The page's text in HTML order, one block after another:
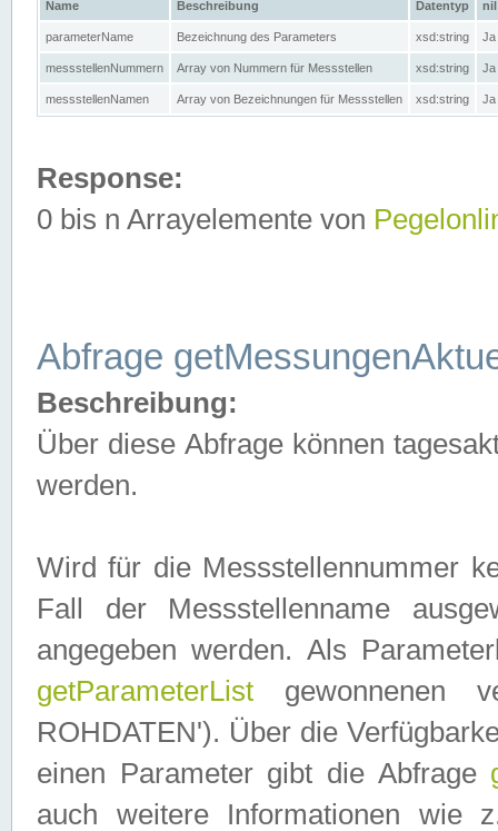
Name Beschreibung Datentyp nil
parameterName Bezeichnung des Parameters xsd:string Ja
messstellenNummern Array von Nummern für Messstellen xsd:string Ja
messstellenNamen Array von Bezeichnungen für Messstellen xsd:string Ja
Response:
0 bis n Arrayelemente von
Abfrage
Beschreibung:
Über diese Abfrage können
werden.
Wird für die Messstellennummer
Fall der Messstellenname
angegeben werden. Als
getParameterList gewonnenen
ROHDATEN'). Über die
einen Parameter gibt die Abfrage
auch weitere Informationen wie